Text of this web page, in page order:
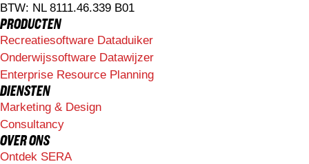
BTW: NL 8111.46.339 B01
PRODUCTEN
Recreatiesoftware Dataduiker
Onderwijssoftware Datawijzer
Enterprise Resource Planning
DIENSTEN
Marketing & Design
Consultancy
OVER ONS
Ontdek SERA